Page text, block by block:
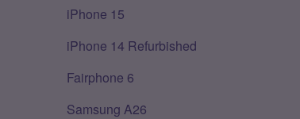
iPhone 15
iPhone 14 Refurbished
Fairphone 6
Samsung A26